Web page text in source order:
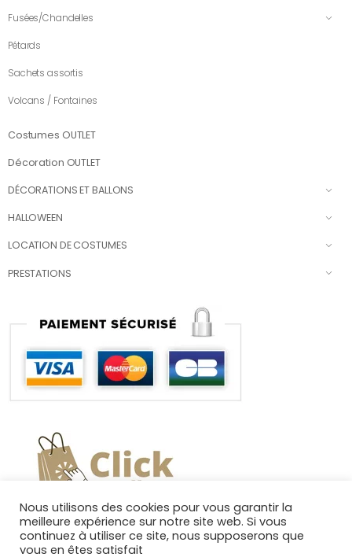
Fusées/Chandelles
Pétards
Sachets assortis
Volcans / Fontaines
Costumes OUTLET
Décoration OUTLET
DÉCORATIONS ET BALLONS
HALLOWEEN
LOCATION DE COSTUMES
PRESTATIONS
Nous utilisons des cookies pour vous garantir la
meilleure expérience sur notre site web. Si vous
continuez à utiliser ce site, nous supposerons que
vous en êtes satisfait